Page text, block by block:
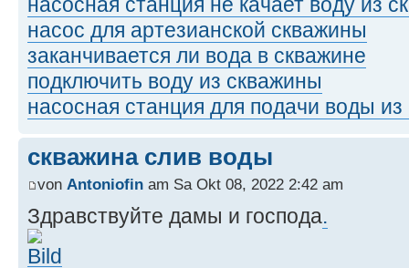
насос для артезианской скважины
заканчивается ли вода в скважине
подключить воду из скважины
насосная станция для подачи воды
скважина слив воды
von Antoniofin am Sa Okt 08, 2022 2:42 am
Здравствуйте дамы и господа.